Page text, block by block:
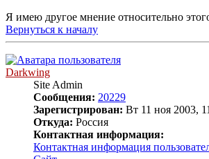
Я имею другое мнение относительно
Вернуться к началу
Darkwing
Site Admin
Сообщения: 20229
Зарегистрирован: Вт 11 ноя 2003,
Откуда: Россия
Контактная информация:
Контактная информация